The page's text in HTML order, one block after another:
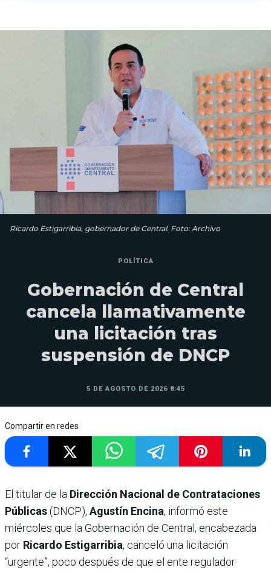
Ricardo Estigarribia, gobernador de Central. Foto: Archivo
POLÍTICA
Gobernación de Central
cancela llamativamente
una licitación tras
suspensión de DNCP
5 DE AGOSTO DE 2026 8:45
Compartir en redes
El titular de la Dirección Nacional de Contrataciones
Públicas(DNCP), Agustín Encina, informó este
miércoles que la Gobernación de Central, encabezada
por Ricardo Estigarribia, canceló una licitación
“urgente”, poco después de que el ente regulador